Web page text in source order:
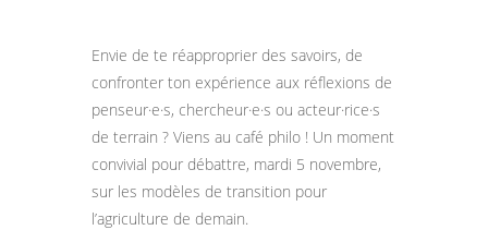
Envie de te réapproprier des savoirs, de
confronter ton expérience aux réflexions de
penseur·e·s, chercheur·e·s ou acteur·rice·s
de terrain ? Viens au café philo ! Un moment
convivial pour débattre, mardi 5 novembre,
sur les modèles de transition pour
l’agriculture de demain.